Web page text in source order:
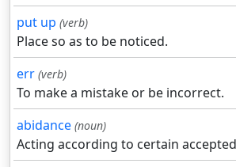
put up (verb)
Place so as to be noticed.
err (verb)
To make a mistake or be incorrect.
abidance (noun)
Acting according to certain